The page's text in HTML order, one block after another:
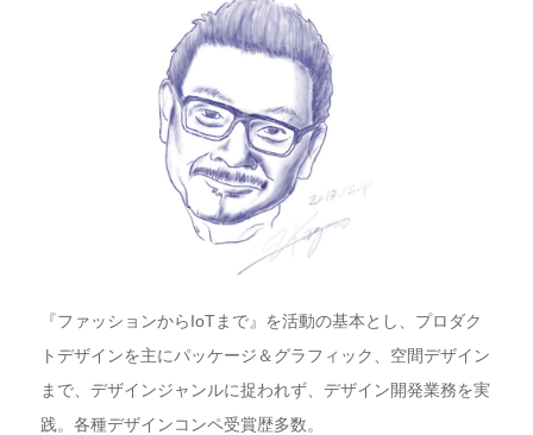
『ファッションからIoTまで』を活動の基本とし、 プロダク
トデザインを主にパッケージ＆グラフィック、空間デザイン
まで、デザインジャンルに捉われず、デザイン開発業務を実
践。各種デザインコンペ受賞歴多数。